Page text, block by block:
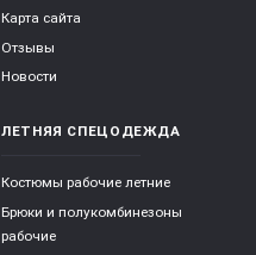
Карта сайта
Отзывы
Новости
ЛЕТНЯЯ СПЕЦОДЕЖДА
Костюмы рабочие летние
Брюки и полукомбинезоны
рабочие